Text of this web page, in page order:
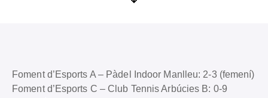
Foment d’Esports A – Pàdel Indoor Manlleu: 2-3 (femení)
Foment d’Esports C – Club Tennis Arbúcies B: 0-9